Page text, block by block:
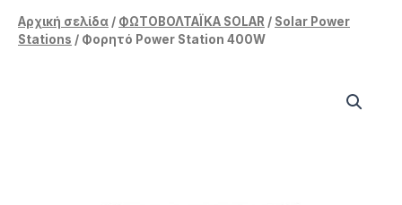
Αρχική σελίδα/ ΦΩΤΟΒΟΛΤΑΪΚΑ SOLAR / Solar Power
Stations / Φορητό Power Station 400W